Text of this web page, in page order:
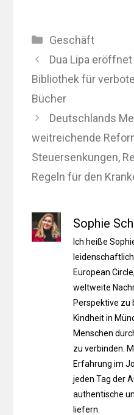
Kategorien
Geschäft
Dua Lipa
Bibliothek für
Bücher
Deutschlands
weitreichende
Steuersenkungen,
Regeln für den
Sophie
Ich heiße
European
weltweite
Perspektive zu
Kindheit in
Menschen
zu verbinden.
Erfahrung im
jeden Tag der
authentische
liefern.